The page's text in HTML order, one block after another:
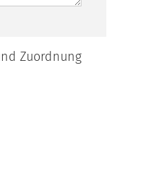
Zuordnung